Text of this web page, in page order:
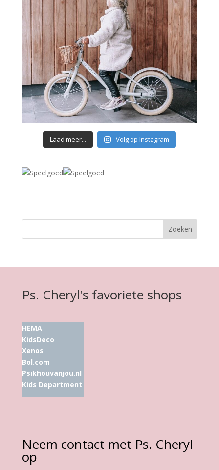
Laad meer... Volg op Instagram
Ps. Cheryl's favoriete shops
HEMA
KidsDeco
Xenos
Bol.com
Psikhouvanjou.nl
Kids Department
Neem contact met Ps. Cheryl
op